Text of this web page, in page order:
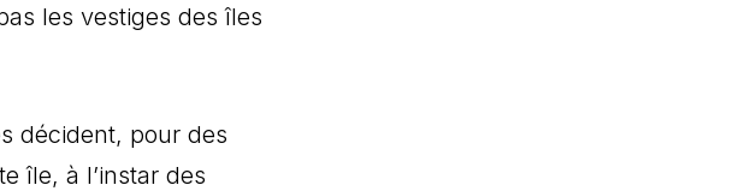
les vestiges des îles
décident, pour des
île, à l’instar des